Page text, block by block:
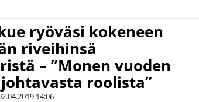
ryöväsi kokeneen
riveihinsä
– ”Monen vuoden
roolista”
14:06